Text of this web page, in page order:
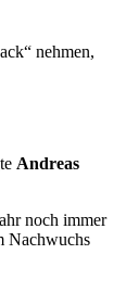
nehmen,
Andreas
noch immer
Nachwuchs